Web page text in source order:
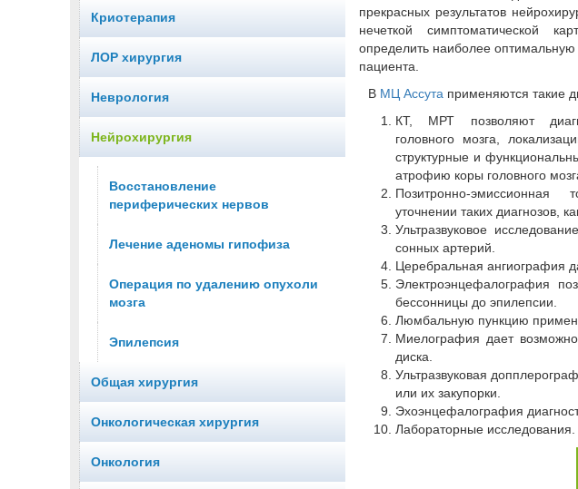
Криотерапия
ЛОР хирургия
Неврология
Нейрохирургия
Восстановление
периферических нервов
Лечение аденомы гипофиза
Операция по удалению опухоли
мозга
Эпилепсия
Общая хирургия
Онкологическая хирургия
Онкология
прекрасных результатов
нечеткой симптоматической
определить наиболее
пациента.
ВМЦ Ассутаприменяются такие
КТ, МРТ позволяют
головного мозга,
структурные и
атрофию коры головного
Позитронно-
уточнении таких диагнозов,
Ультразвуковое
сонных артерий.
Церебральная ангиография
Электроэнцефалография
бессонницы до эпилепсии.
Люмбальную пункцию
Миелография дает
диска.
Ультразвуковая
или их закупорки.
Эхоэнцефалография
Лабораторные исследования.